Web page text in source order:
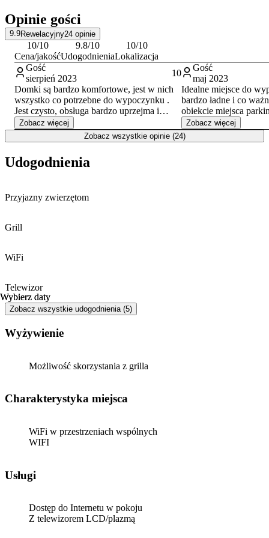
regionu. Doba hotelowa rozpoczyna się o godzinie 15:00 i trwa do
10:00 w dniu wyjazdu. Na miejscu akceptowane są płatności
gotówką oraz przelewem.
Opinie gości
9.9Rewelacyjny24 opinie
10/10
Cena/jakość
9.8/10
Udogodnienia
10/10
Lokalizacja
Gość
sierpień 2023
10
Domki są bardzo komfortowe, jest w nich
wszystko co potrzebne do wypoczynku .
Jest czysto, obsługa bardzo uprzejma i
pomocna, cały teren przystosowany dla
dzieci, jest plac zabaw, miejsce na grilla i
ognisko. Ośrodek znajduje się blisko
Jedynie do sklepu jest daleko, i cięzko tam
obok Slow Life Cabins i wtedy
Zobacz więcej
Gość
maj 2023
Idealne miejsce do
bardzo ładne i co
obiekcie miejsca
do zorganizowania
sympatyczni
miejsce dla każdego
Zobacz więcej
Zobacz wszystkie opinie (24)
Wybierz daty
Wybierz daty
Udogodnienia
Przyjazny zwierzętom
Grill
WiFi
Telewizor
Zobacz wszystkie udogodnienia (5)
Wyżywienie
Możliwość skorzystania z grilla
Charakterystyka miejsca
WiFi w przestrzeniach wspólnych
WIFI
Usługi
Dostęp do Internetu w pokoju
Z telewizorem LCD/plazmą